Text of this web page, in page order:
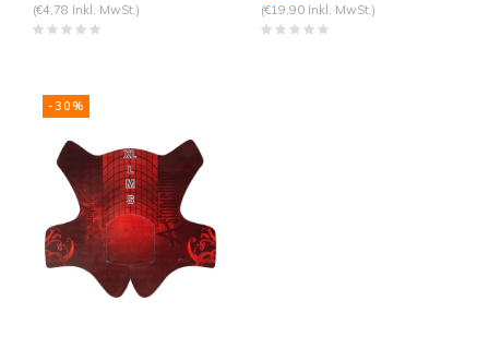
(€4,78 Inkl. MwSt.) (€19,90 Inkl. MwSt.)
-30%